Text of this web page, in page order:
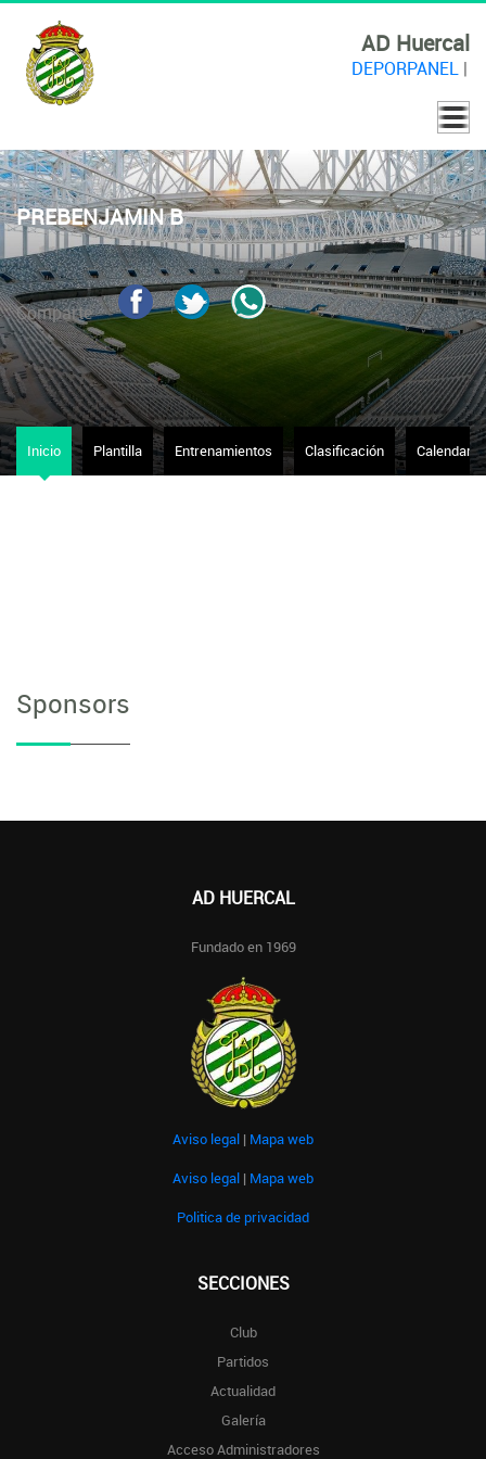
AD Huercal
DEPORPANEL|
PREBENJAMIN B
Comparte
Inicio Plantilla Entrenamientos Clasificación Calendario
Sponsors
AD HUERCAL
Fundado en 1969
Aviso legal | Mapa web
Aviso legal | Mapa web
Politica de privacidad
SECCIONES
Club
Partidos
Actualidad
Galería
Acceso Administradores